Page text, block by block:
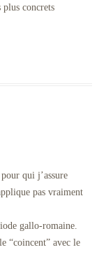
plus concrets
qui j’assure
pas vraiment
gallo-romaine.
“coincent” avec le